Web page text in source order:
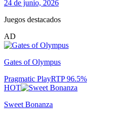
24 de junio, 2026
Juegos destacados
AD
Gates of Olympus
Pragmatic PlayRTP96.5%
HOT
Sweet Bonanza